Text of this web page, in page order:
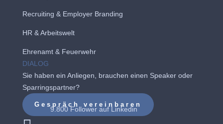
Recruiting & Employer Branding
HR & Arbeitswelt
Ehrenamt & Feuerwehr
DIALOG
Sie haben ein Anliegen, brauchen einen Speaker oder
Sparringspartner?
Gespräch vereinbaren
9.800 Follower aufLinkedin